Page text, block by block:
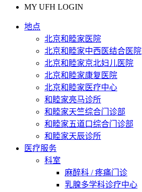
MY UFH LOGIN
地点
北京和睦家医院
北京和睦家中西医结合医院
北京和睦家京北妇儿医院
北京和睦家康复医院
北京和睦家医疗中心
和睦家亮马诊所
和睦家天竺综合门诊部
和睦家五道口综合门诊部
和睦家天辰诊所
医疗服务
科室
麻醉科 / 疼痛门诊
乳腺多学科诊疗中心